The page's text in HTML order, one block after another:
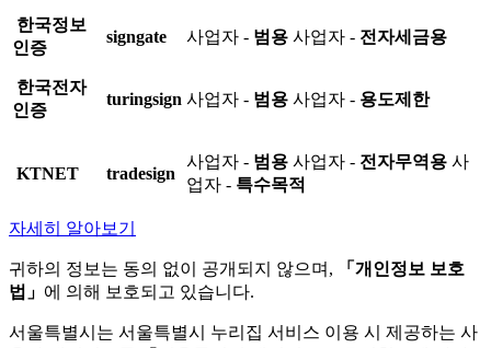
한국정보
인증
signgate 사업자 - 범용 사업자 - 전자세금용
한국전자
인증
turingsign 사업자 - 범용 사업자 - 용도제한
KTNET tradesign
사업자 - 범용 사업자 - 전자무역용 사
업자 - 특수목적
자세히 알아보기
귀하의 정보는 동의 없이 공개되지 않으며,
「개인정보 보호
법」 에 의해 보호되고 있습니다.
서울특별시는 서울특별시 누리집 서비스 이용 시 제공하는 사